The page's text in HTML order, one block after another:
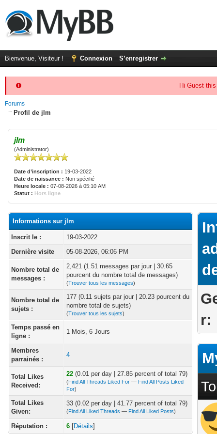
Bienvenue, Visiteur ! Connexion S’enregistrer
Hi Guest
Forums
Profil de jlm
jlm
(Administrator)
Date d’inscription : 19-03-2022
Date de naissance : Non spécifié
Heure locale : 07-08-2026 à 05:10 AM
Statut : Hors ligne
Informations sur jlm
Inscrit le :
19-03-2022
Dernière visite
05-08-2026, 06:06 PM
Nombre total de
messages :
2,421 (1.51 messages par jour | 30.65
pourcent du nombre total de messages)
(Trouver tous les messages)
Nombre total de
sujets :
177 (0.11 sujets par jour | 20.23 pourcent du
nombre total de sujets)
(Trouver tous les sujets)
Temps passé en
ligne :
1 Mois, 6 Jours
Membres
parrainés :
4
Total Likes
Received:
22 (0.01 per day | 27.85 percent of total 79)
(Find All Threads Liked For — Find All Posts Liked
For)
Total Likes
Given:
33 (0.02 per day | 41.77 percent of total 79)
(Find All Liked Threads — Find All Liked Posts)
Réputation : 6 [Détails]
r: